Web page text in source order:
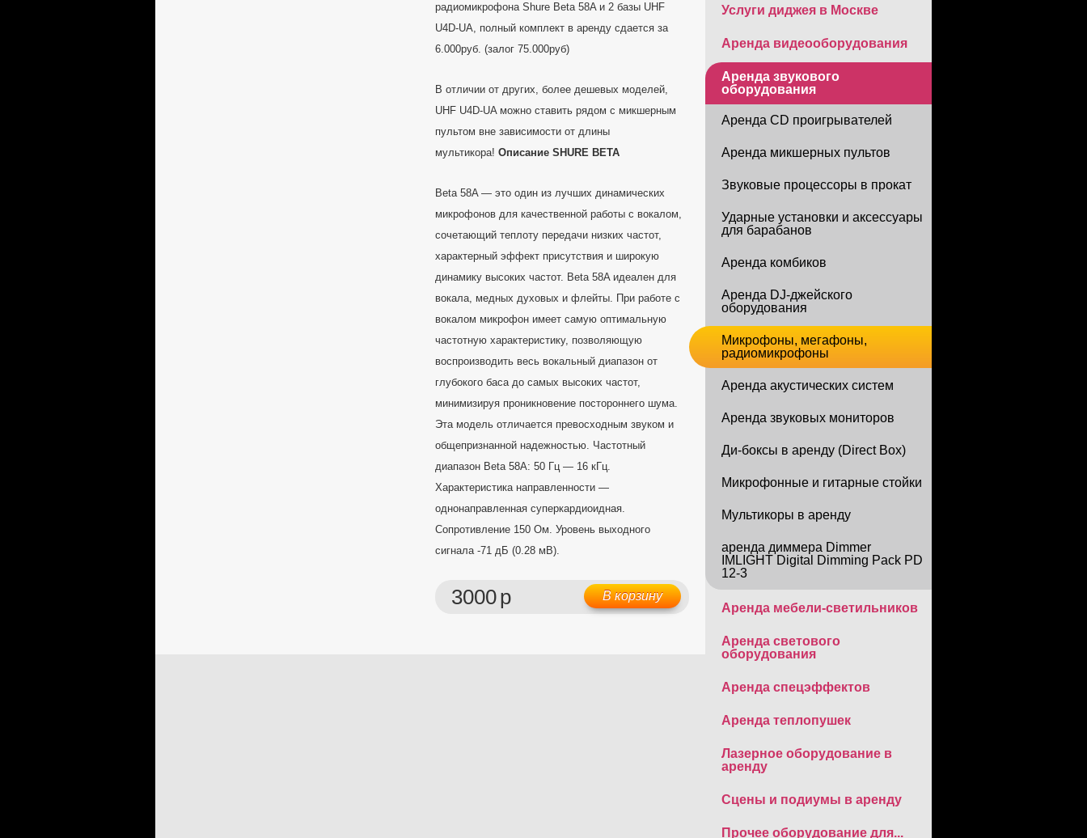
радиомикрофона Shure Beta 58A и 2 базы UHF
U4D-UA, полный комплект в аренду сдается за
6.000руб. (залог 75.000руб)
В отличии от других, более дешевых моделей,
UHF U4D-UA можно ставить рядом с микшерным
пультом вне зависимости от длины
мультикора!Описание SHURE BETA
Beta 58A — это один из лучших динамических
микрофонов для качественной работы с вокалом,
сочетающий теплоту передачи низких частот,
характерный эффект присутствия и широкую
динамику высоких частот. Beta 58A идеален для
вокала, медных духовых и флейты. При работе с
вокалом микрофон имеет самую оптимальную
частотную характеристику, позволяющую
воспроизводить весь вокальный диапазон от
глубокого баса до самых высоких частот,
минимизируя проникновение постороннего шума.
Эта модель отличается превосходным звуком и
общепризнанной надежностью. Частотный
диапазон Beta 58A: 50 Гц — 16 кГц.
Характеристика направленности —
однонаправленная суперкардиоидная.
Сопротивление 150 Ом. Уровень выходного
сигнала -71 дБ (0.28 мВ).
В корзину
3000р
Услуги диджея в Москве
Аренда видеооборудования
Аренда звукового
оборудования
Аренда CD проигрывателей
Аренда микшерных пультов
Звуковые процессоры в прокат
Ударные установки и аксессуары
для барабанов
Аренда комбиков
Аренда DJ-джейского
оборудования
Микрофоны, мегафоны,
радиомикрофоны
Аренда акустических систем
Аренда звуковых мониторов
Ди-боксы в аренду (Direct Box)
Микрофонные и гитарные стойки
Мультикоры в аренду
аренда диммера Dimmer
IMLIGHT Digital Dimming Pack PD
12-3
Аренда мебели-светильников
Аренда светового
оборудования
Аренда спецэффектов
Аренда теплопушек
Лазерное оборудование в
аренду
Сцены и подиумы в аренду
Прочее оборудование для...